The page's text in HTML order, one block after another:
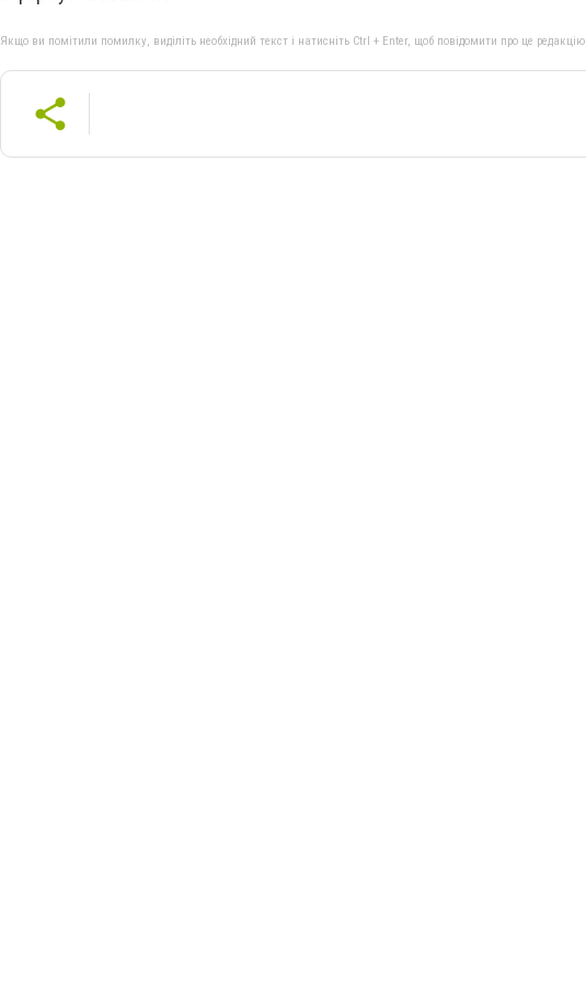
Якщо ви помітили помилку, виділіть необхідний текст і натисніть Ctrl + Enter, щоб повідомити про це редакцію